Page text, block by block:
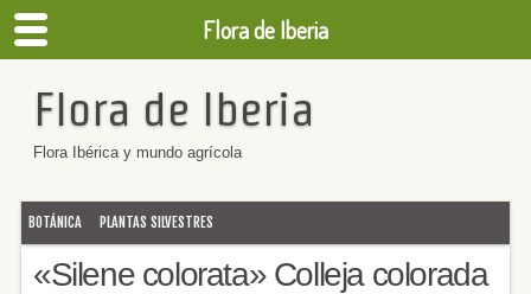
Flora de Iberia
Flora Ibérica y mundo agrícola
BOTÁNICA PLANTAS SILVESTRES
«Silene colorata» Colleja colorada
Flora de Iberia